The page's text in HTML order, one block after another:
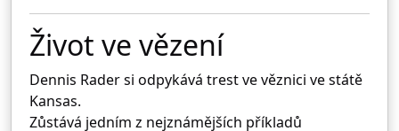
Život ve vězení
Dennis Radersi odpykává trest ve věznici ve státě
Kansas.
Zůstává jedním z nejznámějších příkladů